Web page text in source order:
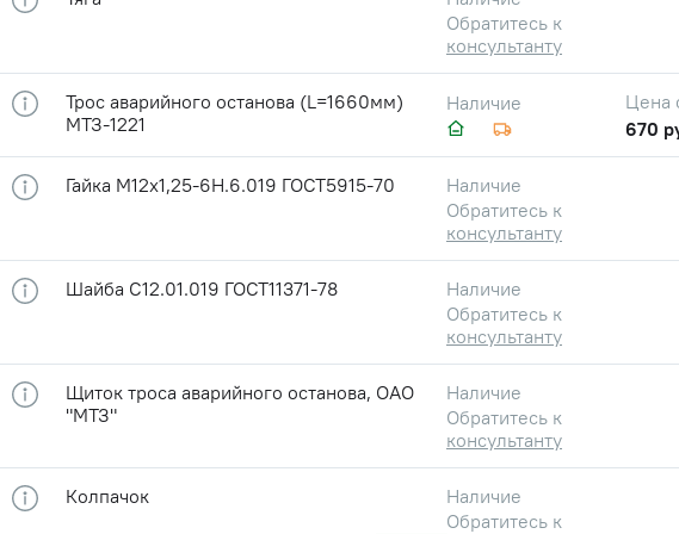
Обратитесь к
консультанту
Трос аварийного останова (L=1660мм)
МТЗ-1221
Наличие
Цена
670
Гайка М12х1,25-6Н.6.019 ГОСТ5915-70
Наличие
Обратитесь к
консультанту
Шайба С12.01.019 ГОСТ11371-78
Наличие
Обратитесь к
консультанту
Щиток троса аварийного останова, ОАО
"МТЗ"
Наличие
Обратитесь к
консультанту
Колпачок
Наличие
Обратитесь к